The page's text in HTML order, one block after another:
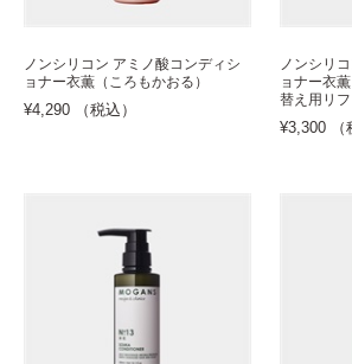
ノンシリコン アミノ酸コンディシ
ョナー衣薫（ころもかおる）
¥4,290 （税込）
ノンシリ
ョナー衣
替え用リ
¥3,300 （